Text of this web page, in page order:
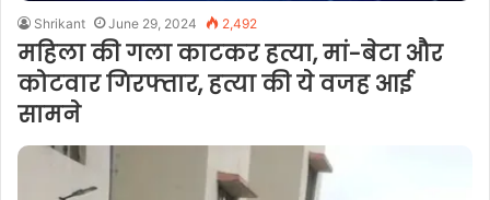
Shrikant June 29, 2024 2,492
महिला की गला काटकर हत्या, मां-बेटा और
कोटवार गिरफ्तार, हत्या की ये वजह आई
सामने